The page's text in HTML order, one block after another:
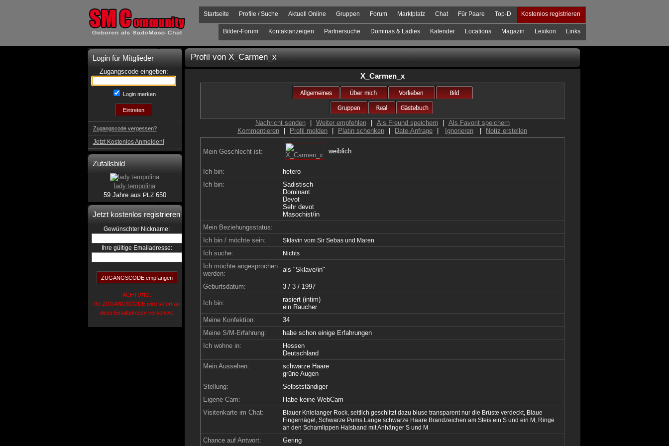
Kostenlos registrieren
Top-D
Für Paare
Chat
Marktplatz
Forum
Gruppen
Aktuell Online
Profile / Suche
Startseite
Links
Lexikon
Magazin
Locations
Kalender
Dominas & Ladies
Partnersuche
Kontaktanzeigen
Bilder-Forum
Login für Mitglieder
Zugangscode eingeben:
Login merken
Zugangscode vergessen?
Jetzt Kostenlos Anmelden!
Zufallsbild
lady.tempolina
59 Jahre aus PLZ650
Jetzt kostenlos registrieren
Gewünschter Nickname:
Ihre gültige Emailadresse:
ACHTUNG:
Ihr ZUGANGSCODE wird sofort an
diese Emailadresse verschickt
Profil vonX_Carmen_x
X_Carmen_x
Nachricht senden Weiter empfehlen Als Freund speichern
Als Favorit speichern
Kommentieren
Profil melden Platin schenken Date-Anfrage Ignorieren Notiz erstellen
Mein Geschlecht ist: weiblich
Ich bin:
hetero
Ich bin:
Sadistisch
Dominant
Devot
Sehr devot
Masochist/in
Mein Beziehungsstatus:
Ich bin / möchte sein:
Sklavin vom Sir Sebas und Maren
Ich suche: Nichts
Ich möchte angesprochen
werden:
als "Sklave/in"
Geburtsdatum: 3 / 3 / 1997
Ich bin:
rasiert (intim)
ein Raucher
Meine Konfektion:
34
Meine S/M-Erfahrung:
habe schon einige Erfahrungen
Ich wohne in:
Hessen
Deutschland
Mein Aussehen:
schwarze Haare
grüne Augen
Stellung:
Selbstständiger
Eigene Cam:
Habe keine WebCam
Visitenkarte im Chat:
Blauer Knielanger Rock, seitlich geschlitzt dazu bluse transparent nur die Brüste verdeckt, Blaue
Fingernägel, Schwarze Pums Lange schwarze Haare Brandzeichen am Steis ein S und ein M, Ringe
an den Schamlippen Halsband mit Anhänger S und M
Chance auf Antwort: Gering